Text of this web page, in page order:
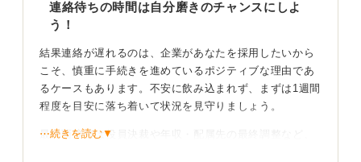
連絡待ちの時間は自分磨きのチャンスにしよ
う！
結果連絡が遅れるのは、企業があなたを採用したいから
こそ、慎重に手続きを進めているポジティブな理由であ
るケースもあります。不安に飲み込まれず、まずは1週間
程度を目安に落ち着いて状況を見守りましょう。
最終面接後は役員決裁や年収・配属先の最終調整など、
⋯続きを読む▼